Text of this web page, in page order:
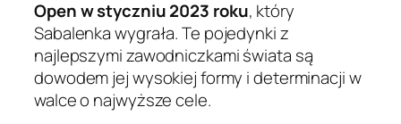
Open w styczniu 2023 roku, który
Sabalenka wygrała. Te pojedynki z
najlepszymi zawodniczkami świata są
dowodem jej wysokiej formy i determinacji w
walce o najwyższe cele.